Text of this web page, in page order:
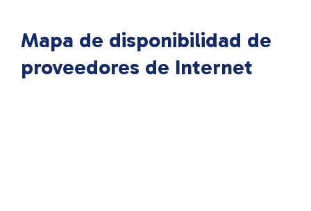
Mapa de disponibilidad de
proveedores de Internet